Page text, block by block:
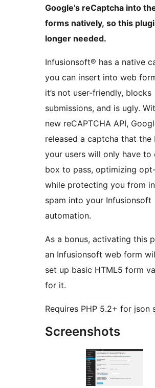
Google’s reCaptcha into
forms natively, so this
longer needed.
Infusionsoft® has a native
you can insert into web
it’s not user-friendly, blocks
submissions, and is ugly.
new reCAPTCHA API,
released a captcha that the
your users will only have to
box to pass, optimizing
while protecting you from
spam into your Infusionsoft
automation.
As a bonus, activating this
an Infusionsoft web form
set up basic HTML5 form
for it.
Requires PHP 5.2+ for json
Screenshots